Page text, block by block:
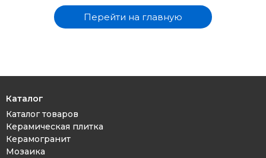
Перейти на главную
Каталог
Каталог товаров
Керамическая плитка
Керамогранит
Мозаика